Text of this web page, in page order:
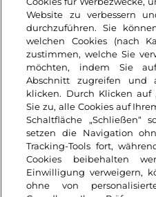
Bleiben wir in Kontakt
Website zu verbessern
durchzuführen. Sie
welchen Cookies (nach
zustimmen, welche Sie
möchten, indem Sie
Abschnitt zugreifen und
klicken. Durch Klicken auf
Sie zu, alle Cookies auf
Schaltfläche „Schließen“
setzen die Navigation
Tracking-Tools fort,
Cookies beibehalten
Einwilligung verweigern,
ohne von